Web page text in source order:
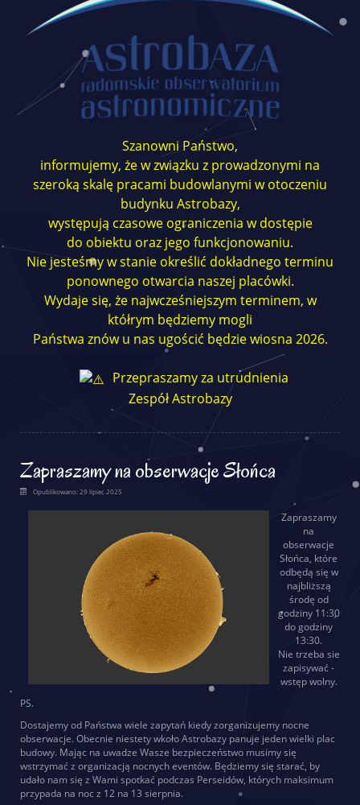
Szanowni Państwo,
informujemy, że w związku z prowadzonymi na
szeroką skalę pracami budowlanymi w otoczeniu
budynku Astrobazy,
występują czasowe ograniczenia w dostępie
do obiektu oraz jego funkcjonowaniu.
Nie jesteśmy w stanie określić dokładnego terminu
ponownego otwarcia naszej placówki.
Wydaje się, że najwcześniejszym terminem, w
któłrym będziemy mogli
Państwa znów u nas ugościć będzie wiosna 2026.
Przepraszamy za utrudnienia
Zespół Astrobazy
Zapraszamy na obserwacje Słońca
Opublikowano: 29 lipiec 2025
Zapraszamy
na
obserwacje
Słońca, które
odbędą się w
najbliższą
środę od
godziny 11:30
do godziny
13:30.
Nie trzeba sie
zapisywać -
wstęp wolny.
PS.
Dostajemy od Państwa wiele zapytań kiedy zorganizujemy nocne
obserwacje. Obecnie niestety wkoło Astrobazy panuje jeden wielki plac
budowy. Mając na uwadze Wasze bezpieczeństwo musimy się
wstrzymać z organizacją nocnych eventów. Będziemy się starać, by
udało nam się z Wami spotkać podczas Perseidów, których maksimum
przypada na noc z 12 na 13 sierpnia.